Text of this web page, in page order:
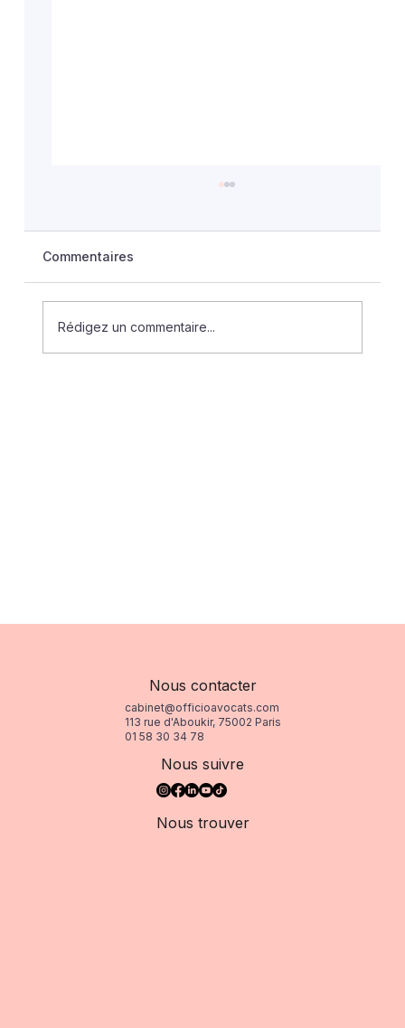
Commentaires
Rédigez un commentaire...
Nous contacter
cabinet@officioavocats.com
113 rue d'Aboukir, 75002 Paris
01 58 30 34 78
Nous trouver
Nous suivre